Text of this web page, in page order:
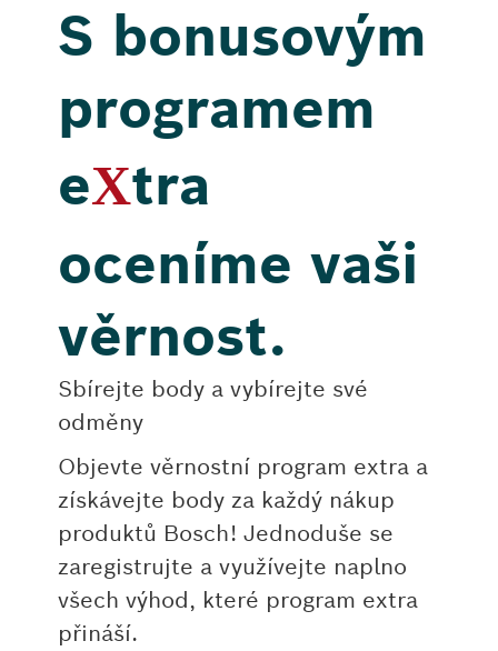
S bonusovým
programem
eXtra
oceníme vaši
věrnost.
Sbírejte body a vybírejte své
odměny
Objevte věrnostní program extra a
získávejte body za každý nákup
produktů Bosch! Jednoduše se
zaregistrujte a využívejte naplno
všech výhod, které program extra
přináší.